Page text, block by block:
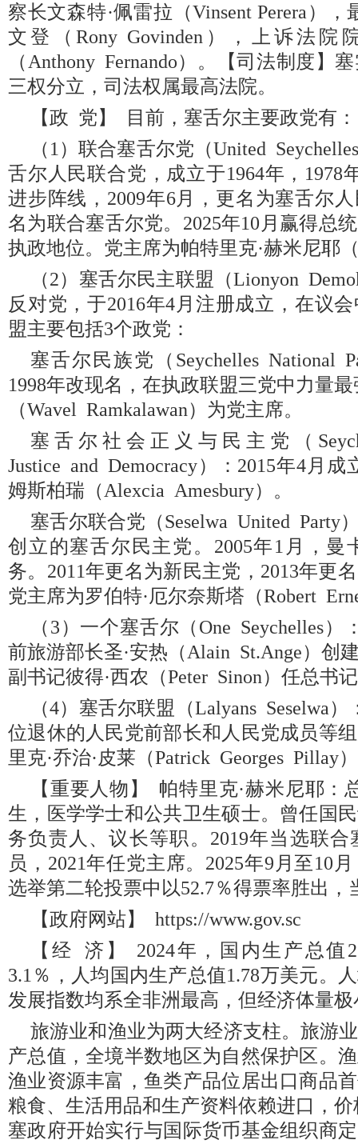
察长文森特·佩雷拉（Vinsent Perera）
文登（Rony Govinden），上诉法院
（Anthony Fernando）。【司法制度】
三权分立，司法权属最高法院。
【政 党】 目前，塞舌尔主要政党有：
（1）联合塞舌尔党（United
舌尔人民联合党，成立于1964年，1978
进步阵线，2009年6月，更名为塞舌尔
名为联合塞舌尔党。2025年10月赢得总
执政地位。党主席为帕特里克·赫米尼耶
（2）塞舌尔民主联盟（Lionyon
反对党，于2016年4月注册成立，在议
盟主要包括3个政党：
塞舌尔民族党（Seychelles National
1998年改现名，在执政联盟三党中力量
（Wavel Ramkalawan）为党主席。
塞舌尔社会正义与民主党（
Justice and Democracy）：2015年4月
姆斯柏瑞（Alexcia Amesbury）。
塞舌尔联合党（Seselwa United Party
创立的塞舌尔民主党。2005年1月，曼
务。2011年更名为新民主党，2013年更
党主席为罗伯特·厄尔奈斯塔（Robert
（3）一个塞舌尔（One Seychelles
前旅游部长圣·安热（Alain St.Ange）创
副书记彼得·西农（Peter Sinon）任总书
（4）塞舌尔联盟（Lalyans Seselwa）
位退休的人民党前部长和人民党成员等
里克·乔治·皮莱（Patrick Georges Pillay
【重要人物】 帕特里克·赫米尼耶：
生，医学学士和公共卫生硕士。曾任国
务负责人、议长等职。2019年当选联
员，2021年任党主席。2025年9月至10
选举第二轮投票中以52.7％得票率胜出，
【政府网站】 https://www.gov.sc
【经 济】 2024年，国内生产总值
3.1％，人均国内生产总值1.78万美元。
发展指数均系全非洲最高，但经济体量
旅游业和渔业为两大经济支柱。旅游
产总值，全境半数地区为自然保护区。
渔业资源丰富，鱼类产品位居出口商品
粮食、生活用品和生产资料依赖进口，价
塞政府开始实行与国际货币基金组织商